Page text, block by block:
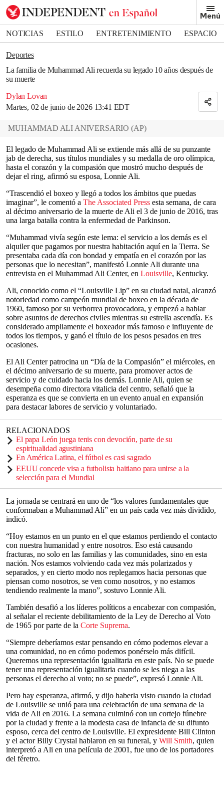
Menú
NOTICIAS ESTILO ENTRETENIMIENTO
ESPACIO
DEPORTES
Deportes
La familia de Muhammad Ali recuerda su legado 10 años después de
su muerte
Dylan Lovan
Martes, 02 de junio de 2026 13:41 EDT
Bookmark popover
Removed from bookmarks
Close popover
MUHAMMAD ALI ANIVERSARIO (AP)
El legado de Muhammad Ali se extiende más allá de su punzante
jab de derecha, sus títulos mundiales y su medalla de oro olímpica,
hasta el corazón y la compasión que mostró mucho después de
dejar el ring, afirmó su esposa, Lonnie Ali.
“Trascendió el boxeo y llegó a todos los ámbitos que puedas
imaginar”, le comentó a The Associated Press esta semana, de cara
al décimo aniversario de la muerte de Ali el 3 de junio de 2016, tras
una larga batalla contra la enfermedad de Parkinson.
“Muhammad vivía según este lema: el servicio a los demás es el
alquiler que pagamos por nuestra habitación aquí en la Tierra. Se
presentaba cada día con bondad y empatía en el corazón por las
personas que lo necesitan”, manifestó Lonnie Ali durante una
entrevista en el Muhammad Ali Center, en Louisville, Kentucky.
Ali, conocido como el “Louisville Lip” en su ciudad natal, alcanzó
notoriedad como campeón mundial de boxeo en la década de
1960, famoso por su verborrea provocadora, y empezó a hablar
sobre asuntos de derechos civiles mientras su estrella ascendía. Es
considerado ampliamente el boxeador más famoso e influyente de
todos los tiempos, y ganó el título de los pesos pesados en tres
ocasiones.
El Ali Center patrocina un “Día de la Compasión” el miércoles, en
el décimo aniversario de su muerte, para promover actos de
servicio y de cuidado hacia los demás. Lonnie Ali, quien se
desempeña como directora vitalicia del centro, señaló que la
esperanza es que se convierta en un evento anual en expansión
para destacar labores de servicio y voluntariado.
RELACIONADOS
El papa León juega tenis con devoción, parte de su
espiritualidad agustiniana
En América Latina, el fútbol es casi sagrado
EEUU concede visa a futbolista haitiano para unirse a la
selección para el Mundial
La jornada se centrará en uno de “los valores fundamentales que
conformaban a Muhammad Ali” en un país cada vez más dividido,
indicó.
“Hoy estamos en un punto en el que estamos perdiendo el contacto
con nuestra humanidad y entre nosotros. Eso está causando
fracturas, no solo en las familias y las comunidades, sino en esta
nación. Nos estamos volviendo cada vez más polarizados y
separados, y en cierto modo nos replegamos hacia personas que
piensan como nosotros, se ven como nosotros, y no estamos
tendiendo realmente la mano”, sostuvo Lonnie Ali.
También desafió a los líderes políticos a encabezar con compasión,
al señalar el reciente debilitamiento de la Ley de Derecho al Voto
de 1965 por parte de la Corte Suprema.
“Siempre deberíamos estar pensando en cómo podemos elevar a
una comunidad, no en cómo podemos ponérselo más difícil.
Queremos una representación igualitaria en este país. No se puede
tener una representación igualitaria cuando se les niega a las
personas el derecho al voto; no se puede”, expresó Lonnie Ali.
Pero hay esperanza, afirmó, y dijo haberla visto cuando la ciudad
de Louisville se unió para una celebración de una semana de la
vida de Ali en 2016. La semana culminó con un cortejo fúnebre
por la ciudad y frente a la modesta casa de infancia de su difunto
esposo, cerca del centro de Louisville. El expresidente Bill Clinton
y el actor Billy Crystal hablaron en su funeral, y Will Smith, quien
interpretó a Ali en una película de 2001, fue uno de los portadores
del féretro.